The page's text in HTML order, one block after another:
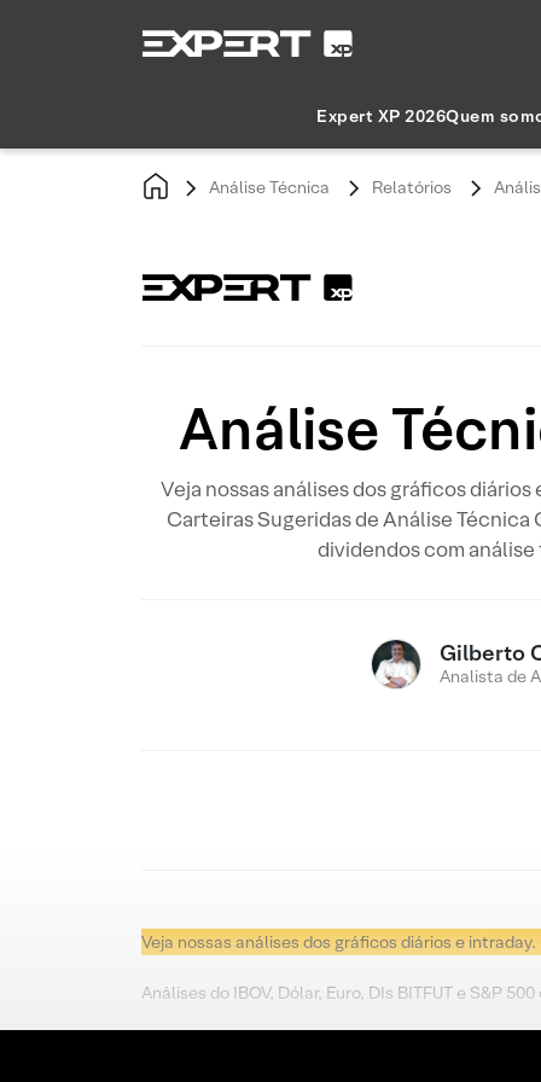
Expert XP 2026Quem
Análise Técnica Relatórios
Análise
Veja nossas análises dos gráficos
Carteiras Sugeridas de Análise
dividendos com análise
Gilberto
Analista de
Veja nossas análises dos gráficos diários e intraday.
Análises do IBOV, Dólar, Euro, DIs BITFUT e S&P